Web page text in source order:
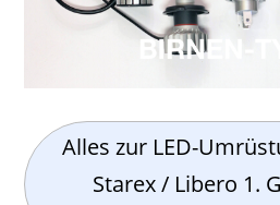
Alles zur LED-
Starex / Libero 1.